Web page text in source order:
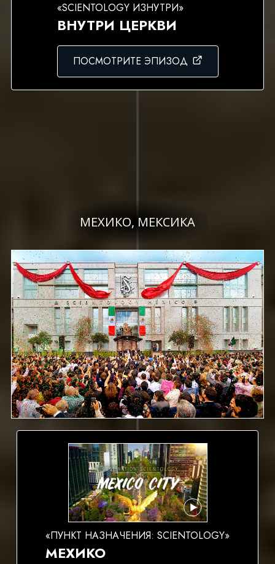
«SCIENTOLOGY ИЗНУТРИ»
ВНУТРИ ЦЕРКВИ
ПОСМОТРИТЕ ЭПИЗОД
МЕХИКО, МЕКСИКА
«ПУНКТ НАЗНАЧЕНИЯ: SCIENTOLOGY»
МЕХИКО